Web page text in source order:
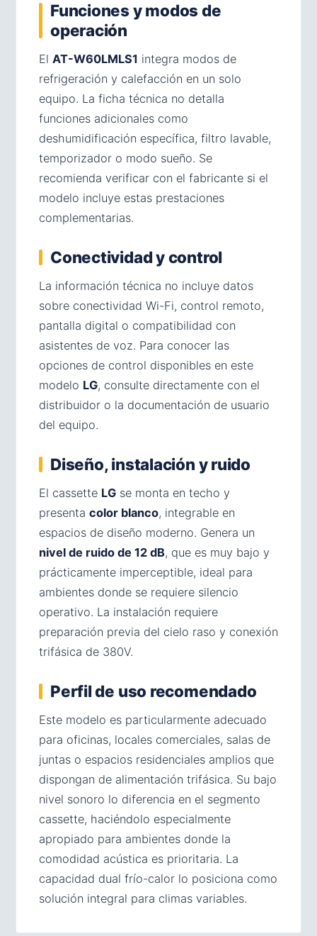
Funciones y modos de
operación
El AT-W60LMLS1 integra modos de
refrigeración y calefacción en un solo
equipo. La ficha técnica no detalla
funciones adicionales como
deshumidificación específica, filtro lavable,
temporizador o modo sueño. Se
recomienda verificar con el fabricante si el
modelo incluye estas prestaciones
complementarias.
Conectividad y control
La información técnica no incluye datos
sobre conectividad Wi-Fi, control remoto,
pantalla digital o compatibilidad con
asistentes de voz. Para conocer las
opciones de control disponibles en este
modelo LG, consulte directamente con el
distribuidor o la documentación de usuario
del equipo.
Diseño, instalación y ruido
El cassette LG se monta en techo y
presenta color blanco, integrable en
espacios de diseño moderno. Genera un
nivel de ruido de 12 dB, que es muy bajo y
prácticamente imperceptible, ideal para
ambientes donde se requiere silencio
operativo. La instalación requiere
preparación previa del cielo raso y conexión
trifásica de 380V.
Perfil de uso recomendado
Este modelo es particularmente adecuado
para oficinas, locales comerciales, salas de
juntas o espacios residenciales amplios que
dispongan de alimentación trifásica. Su bajo
nivel sonoro lo diferencia en el segmento
cassette, haciéndolo especialmente
apropiado para ambientes donde la
comodidad acústica es prioritaria. La
capacidad dual frío-calor lo posiciona como
solución integral para climas variables.